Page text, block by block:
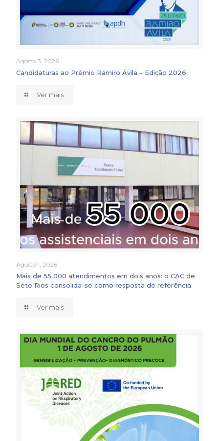
Agosto 3, 2026
Candidaturas ao Prémio Ramiro Ávila – Edição 2026
Ver mais
Agosto 1, 2026
Mais de 55 000 atendimentos em dois anos: o CAC de
Sete Rios consolida-se como resposta de referência
Ver mais